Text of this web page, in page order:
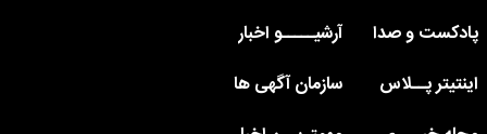
پادکست و صدا
آرشیـــــو اخبار
اینتیتر پــلاس
سازمان آگهی ها